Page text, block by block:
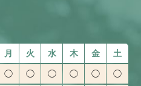
月 火 水 木 金 土
◯ ◯ ◯ ◯ ◯ ◯